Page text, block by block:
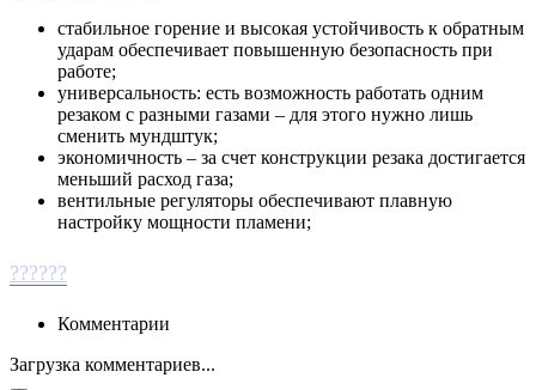
стабильное горение и высокая устойчивость к обратным
ударам обеспечивает повышенную безопасность при
работе;
универсальность: есть возможность работать одним
резаком с разными газами – для этого нужно лишь
сменить мундштук;
экономичность – за счет конструкции резака достигается
меньший расход газа;
вентильные регуляторы обеспечивают плавную
настройку мощности пламени;
??????
Комментарии
Загрузка комментариев...